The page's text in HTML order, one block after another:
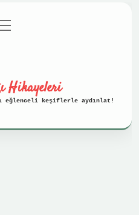
Politikası
Hikayeleri
eğlenceli keşiflerle aydınlat!